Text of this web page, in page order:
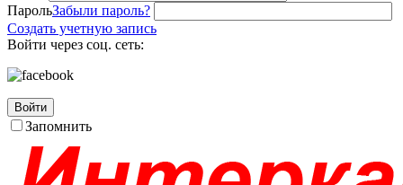
ПарольЗабыли пароль?
Создать учетную запись
Войти через соц. сеть:
Войти
Запомнить